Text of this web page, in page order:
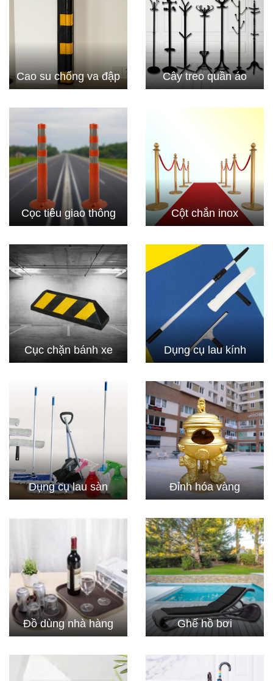
Cao su chống va đập Cây treo quần áo
Cọc tiêu giao thông Cột chắn inox
Cục chặn bánh xe Dụng cụ lau kính
Dụng cụ lau sàn Đỉnh hóa vàng
Đồ dùng nhà hàng Ghế hồ bơi